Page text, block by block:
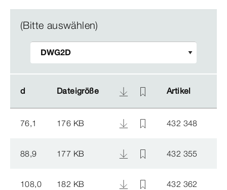
(Bitte auswählen)
d Dateigröße Artikel
d Dateigröße Artikel
76,1 176 KB 432 348
88,9 177 KB 432 355
108,0 182 KB 432 362